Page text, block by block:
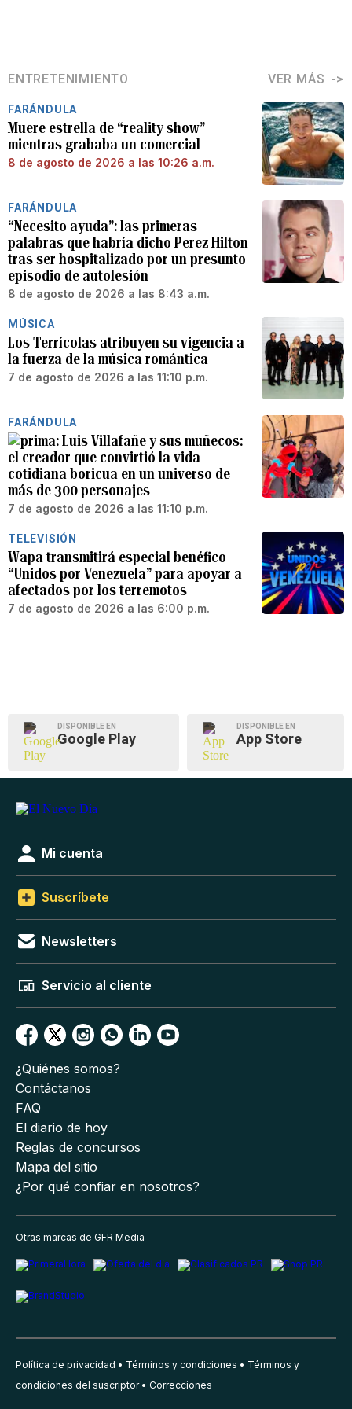
ENTRETENIMIENTO VER MÁS
FARÁNDULA
Muere estrella de “reality show”
mientras grababa un comercial
8 de agosto de 2026 a las 10:26 a.m.
FARÁNDULA
“Necesito ayuda”: las primeras
palabras que habría dicho Perez Hilton
tras ser hospitalizado por un presunto
episodio de autolesión
8 de agosto de 2026 a las 8:43 a.m.
MÚSICA
Los Terrícolas atribuyen su vigencia a
la fuerza de la música romántica
7 de agosto de 2026 a las 11:10 p.m.
FARÁNDULA
Luis Villafañe y sus muñecos:
el creador que convirtió la vida
cotidiana boricua en un universo de
más de 300 personajes
7 de agosto de 2026 a las 11:10 p.m.
TELEVISIÓN
Wapa transmitirá especial benéfico
“Unidos por Venezuela” para apoyar a
afectados por los terremotos
7 de agosto de 2026 a las 6:00 p.m.
DISPONIBLE EN
Google Play
DISPONIBLE EN
App Store
Mi cuenta
Suscríbete
Newsletters
Servicio al cliente
¿Quiénes somos?
Contáctanos
FAQ
El diario de hoy
Reglas de concursos
Mapa del sitio
¿Por qué confiar en nosotros?
Otras marcas de GFR Media
Política de privacidad Términos y condiciones
Términos y
condiciones del suscriptor
Correcciones